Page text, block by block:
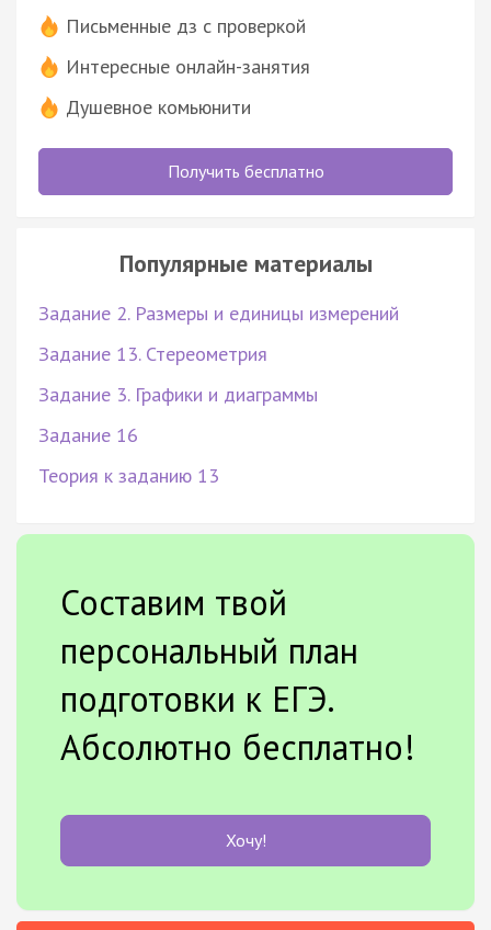
Письменные дз с проверкой
Интересные онлайн-занятия
Душевное комьюнити
Получить бесплатно
Популярные материалы
Задание 2. Размеры и единицы измерений
Задание 13. Стереометрия
Задание 3. Графики и диаграммы
Задание 16
Теория к заданию 13
Составим твой
персональный план
подготовки к ЕГЭ.
Абсолютно бесплатно!
Хочу!